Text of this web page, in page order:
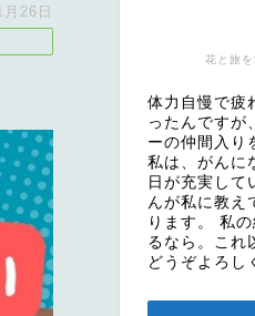
26日
花と旅
体力自慢で疲
ったんですが
ーの仲間入り
私は、がんに
日が充実して
んが私に教え
ります。 私
るなら。これ
どうぞよろし